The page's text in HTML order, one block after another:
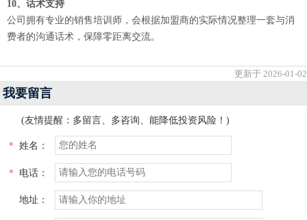
10、话术支持
公司拥有专业的销售培训师，会根据加盟商的实际情况整理一套与消
费者的沟通话术，保障零距离交流。
更新于 2026-01-02
我要留言
(友情提醒：多留言、多咨询、能降低投资风险！)
* 姓名：
* 电话：
地址：